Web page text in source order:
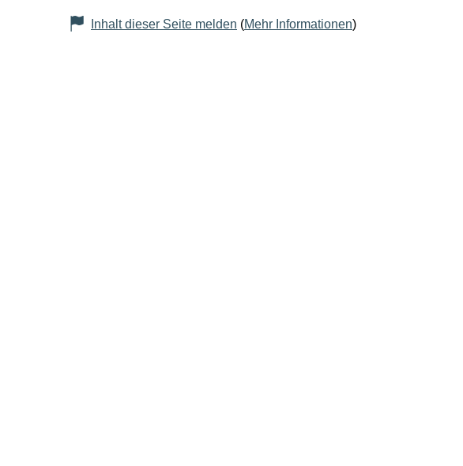
Inhalt dieser Seite melden (Mehr Informationen)